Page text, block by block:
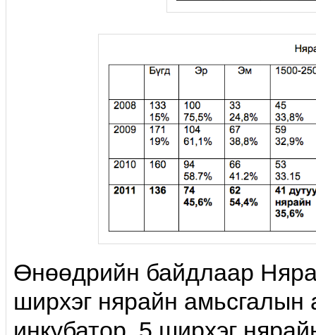
Өнөөдрийн байдлаар
ширхэг нярайн амьсгалын